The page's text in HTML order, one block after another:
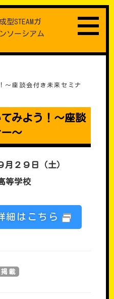
型STEAMガ
ソーシアム
～座談会付き未来セミナ
みよう！～座談
～
月２９日（土）
等学校
細はこちら
載